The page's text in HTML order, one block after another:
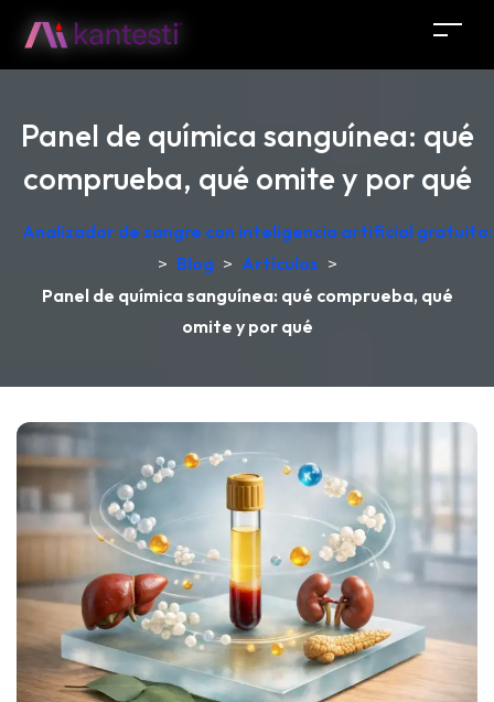
Panel de química sanguínea: qué
comprueba, qué omite y por qué
Analizador de sangre con inteligencia artificial
> Blog > Artículos >
Panel de química sanguínea: qué comprueba, qué
omite y por qué